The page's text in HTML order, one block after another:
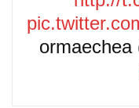
ormaechea